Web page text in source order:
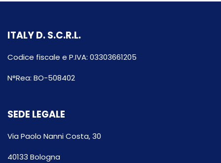
ITALY D. S.C.R.L.
Codice fiscale e P.IVA: 03303661205
N°Rea: BO-508402
SEDE LEGALE
Via Paolo Nanni Costa, 30
40133 Bologna